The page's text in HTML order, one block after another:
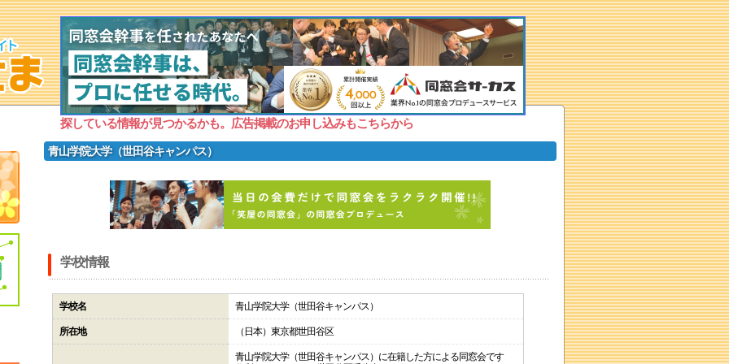
探している情報が見つかるかも。広告掲載のお申し込みもこちらから
青山学院大学（世田谷キャンパス）
学校情報
学校名 青山学院大学（世田谷キャンパス）
所在地 （日本）東京都世田谷区
青山学院大学（世田谷キャンパス）に在籍した方による同窓会です